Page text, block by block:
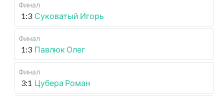
Финал
1:3 Суковатый Игорь
Финал
1:3 Павлюк Олег
Финал
3:1 Цубера Роман